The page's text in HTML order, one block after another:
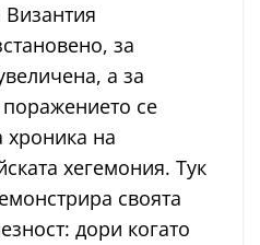
Византия
за
а за
поражението се
хроника на
хегемония. Тук
своята
дори когато